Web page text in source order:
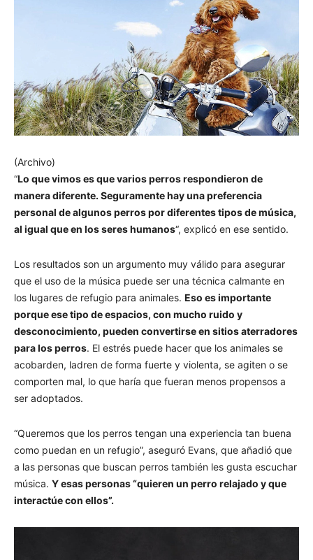
(Archivo)
“Lo que vimos es que varios perros respondieron de
manera diferente. Seguramente hay una preferencia
personal de algunos perros por diferentes tipos de música,
al igual que en los seres humanos“, explicó en ese sentido.
Los resultados son un argumento muy válido para asegurar
que el uso de la música puede ser una técnica calmante en
los lugares de refugio para animales. Eso es importante
porque ese tipo de espacios, con mucho ruido y
desconocimiento, pueden convertirse en sitios aterradores
para los perros. El estrés puede hacer que los animales se
acobarden, ladren de forma fuerte y violenta, se agiten o se
comporten mal, lo que haría que fueran menos propensos a
ser adoptados.
“Queremos que los perros tengan una experiencia tan buena
como puedan en un refugio”, aseguró Evans, que añadió que
a las personas que buscan perros también les gusta escuchar
música. Y esas personas “quieren un perro relajado y que
interactúe con ellos”.